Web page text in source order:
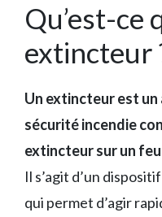
Qu’est-ce
extincteur
Un extincteur est
sécurité incendie
extincteur sur un
Il s’agit d’un
qui permet d’agir